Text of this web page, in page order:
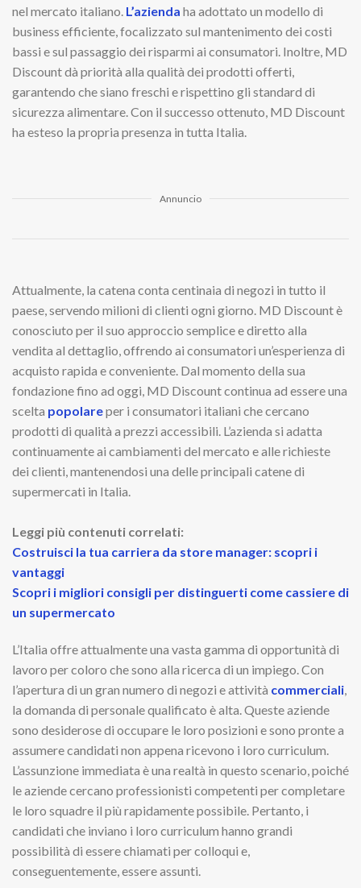
nel mercato italiano. L’azienda ha adottato un modello di
business efficiente, focalizzato sul mantenimento dei costi
bassi e sul passaggio dei risparmi ai consumatori. Inoltre, MD
Discount dà priorità alla qualità dei prodotti offerti,
garantendo che siano freschi e rispettino gli standard di
sicurezza alimentare. Con il successo ottenuto, MD Discount
ha esteso la propria presenza in tutta Italia.
Annuncio
Attualmente, la catena conta centinaia di negozi in tutto il
paese, servendo milioni di clienti ogni giorno. MD Discount è
conosciuto per il suo approccio semplice e diretto alla
vendita al dettaglio, offrendo ai consumatori un’esperienza di
acquisto rapida e conveniente. Dal momento della sua
fondazione fino ad oggi, MD Discount continua ad essere una
scelta popolareper i consumatori italiani che cercano
prodotti di qualità a prezzi accessibili. L’azienda si adatta
continuamente ai cambiamenti del mercato e alle richieste
dei clienti, mantenendosi una delle principali catene di
supermercati in Italia.
Leggi più contenuti correlati:
Costruisci la tua carriera da store manager: scopri i
vantaggi
Scopri i migliori consigli per distinguerti come cassiere di
un supermercato
L’Italia offre attualmente una vasta gamma di opportunità di
lavoro per coloro che sono alla ricerca di un impiego. Con
l’apertura di un gran numero di negozi e attività commerciali,
la domanda di personale qualificato è alta. Queste aziende
sono desiderose di occupare le loro posizioni e sono pronte a
assumere candidati non appena ricevono i loro curriculum.
L’assunzione immediata è una realtà in questo scenario, poiché
le aziende cercano professionisti competenti per completare
le loro squadre il più rapidamente possibile. Pertanto, i
candidati che inviano i loro curriculum hanno grandi
possibilità di essere chiamati per colloqui e,
conseguentemente, essere assunti.